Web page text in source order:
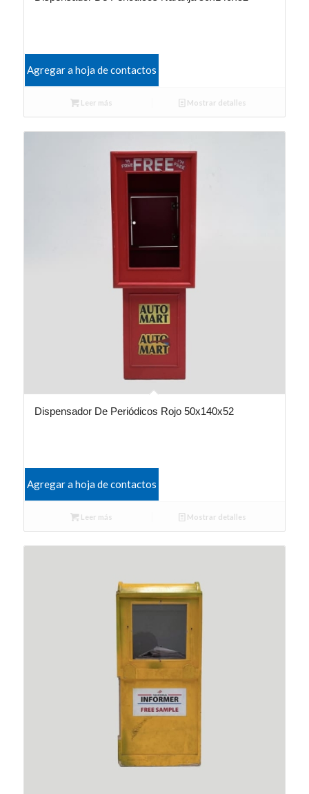
Agregar a hoja de contactos
Leer más Mostrar detalles
Dispensador De Periódicos Rojo 50x140x52
Agregar a hoja de contactos
Leer más Mostrar detalles